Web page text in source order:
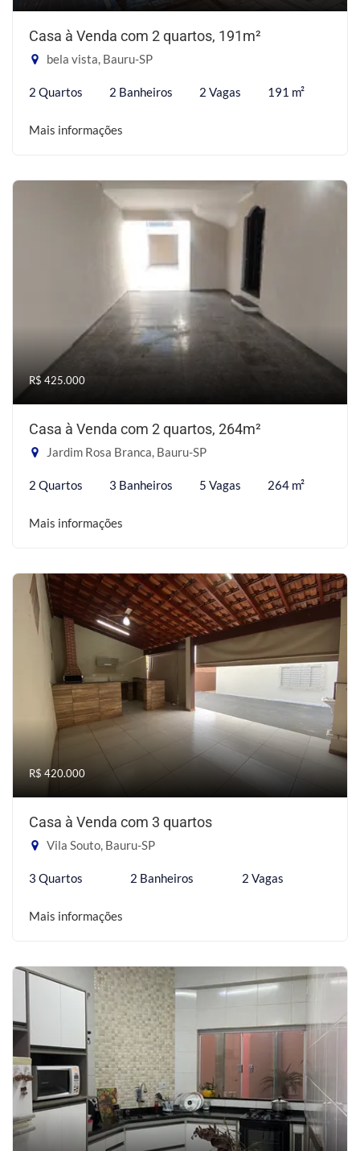
Casa à Venda com 2 quartos, 191m²
bela vista, Bauru-SP
2 Quartos 2 Banheiros 2 Vagas 191 m²
Mais informações
R$ 425.000
Casa à Venda com 2 quartos, 264m²
Jardim Rosa Branca, Bauru-SP
2 Quartos 3 Banheiros 5 Vagas 264 m²
Mais informações
R$ 420.000
Casa à Venda com 3 quartos
Vila Souto, Bauru-SP
3 Quartos 2 Banheiros 2 Vagas
Mais informações